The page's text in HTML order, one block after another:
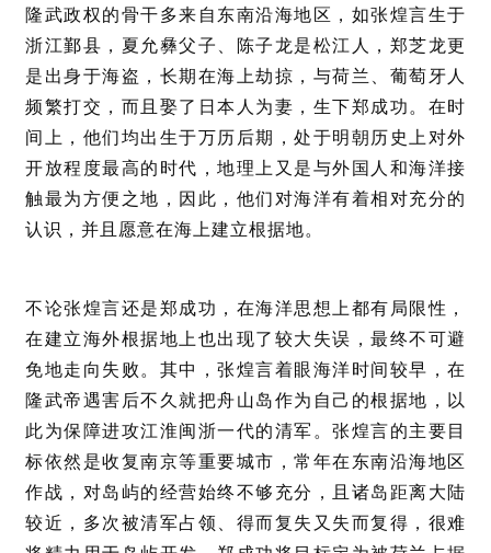
隆武政权的骨干多来自东南沿海地区，如张煌言生于
浙江鄞县，夏允彝父子、陈子龙是松江人，郑芝龙更
是出身于海盗，长期在海上劫掠，与荷兰、葡萄牙人
频繁打交，而且娶了日本人为妻，生下郑成功。在时
间上，他们均出生于万历后期，处于明朝历史上对外
开放程度最高的时代，地理上又是与外国人和海洋接
触最为方便之地，因此，他们对海洋有着相对充分的
认识，并且愿意在海上建立根据地。
不论张煌言还是郑成功，在海洋思想上都有局限性，
在建立海外根据地上也出现了较大失误，最终不可避
免地走向失败。其中，张煌言着眼海洋时间较早，在
隆武帝遇害后不久就把舟山岛作为自己的根据地，以
此为保障进攻江淮闽浙一代的清军。张煌言的主要目
标依然是收复南京等重要城市，常年在东南沿海地区
作战，对岛屿的经营始终不够充分，且诸岛距离大陆
较近，多次被清军占领、得而复失又失而复得，很难